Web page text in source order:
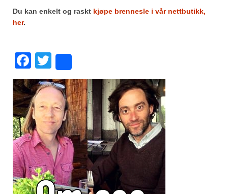
Du kan enkelt og raskt kjøpe brennesle i vår nettbutikk,
her.
Facebook
Twitter